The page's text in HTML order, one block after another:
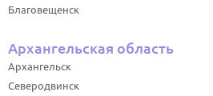
Благовещенск
Архангельская область
Архангельск
Северодвинск